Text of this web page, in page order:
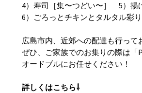
4）寿司［集〜つどい〜］ 5）揚
6）ごろっとチキンとタルタル彩
広島市内、近郊への配達も行って
ぜひ、ご家族でのお集りの際は「
オードブルにお任せください！
詳しくはこちら⇩